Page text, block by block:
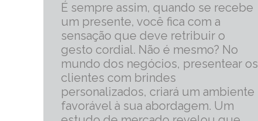
É sempre assim, quando se recebe
um presente, você fica com a
sensação que deve retribuir o
gesto cordial. Não é mesmo? No
mundo dos negócios, presentear os
clientes com brindes
personalizados, criará um ambiente
favorável à sua abordagem. Um